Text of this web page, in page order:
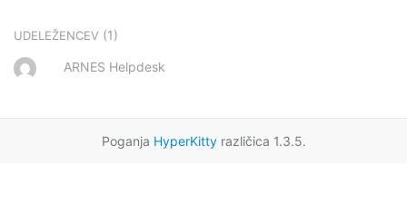
UDELEŽENCEV (1)
ARNES Helpdesk
Poganja HyperKittyrazličica 1.3.5.